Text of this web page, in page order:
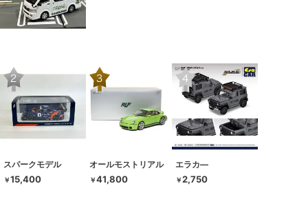
スパークモデル
￥15,400
オールモストリアル
￥41,800
エラカ―
￥2,750